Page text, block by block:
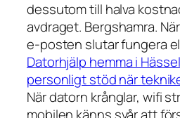
dessutom till halva
avdraget. Bergshamra.
e-posten slutar fungera
Datorhjälp hemma i
personligt stöd när
När datorn krånglar, wifi